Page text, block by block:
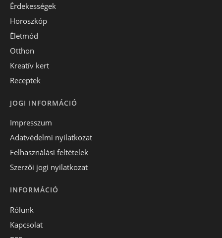
Érdekességek
Horoszkóp
Életmód
Otthon
Kreatív kert
Receptek
JOGI INFORMÁCIÓ
Impresszum
Adatvédelmi nyilatkozat
Felhasználási feltételek
Szerzői jogi nyilatkozat
INFORMÁCIÓ
Rólunk
Kapcsolat